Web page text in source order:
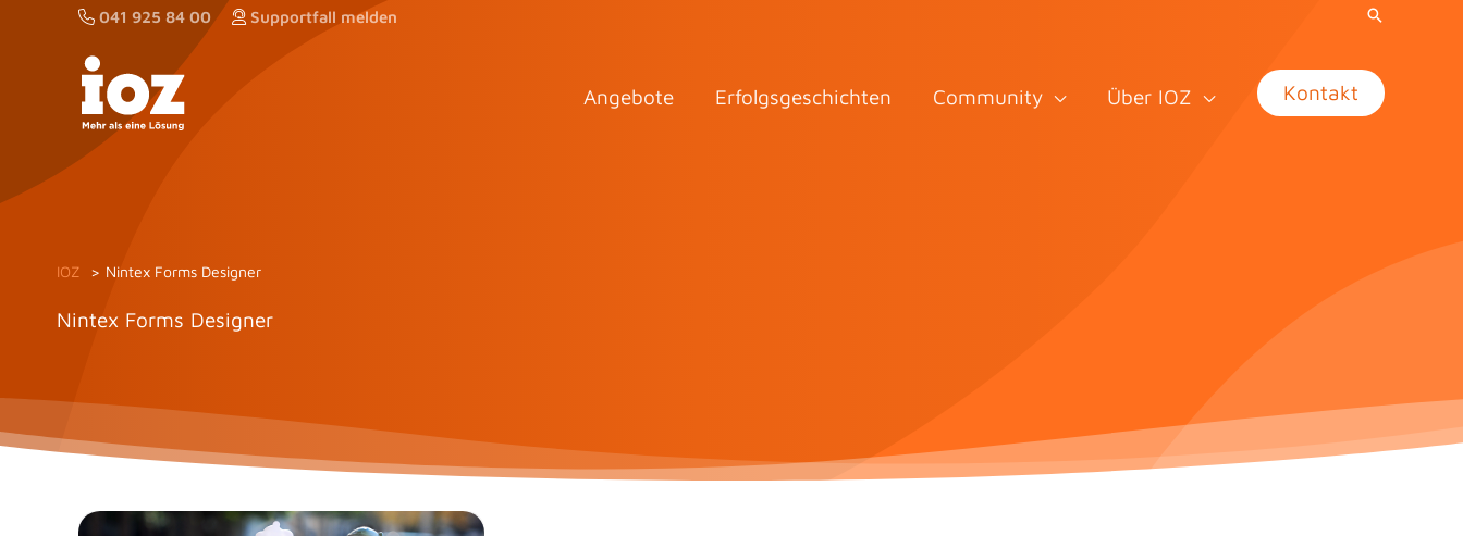
041 925 84 00 Supportfall melden
Angebote Erfolgsgeschichten Community Über IOZ Kontakt
IOZ Nintex Forms Designer
Nintex Forms Designer